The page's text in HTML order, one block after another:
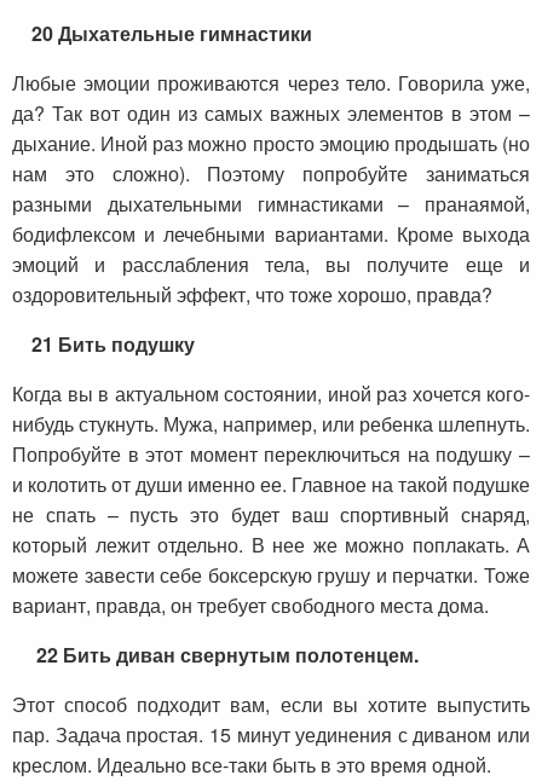
20 Дыхательные гимнастики
Любые эмоции проживаются через тело. Говорила уже,
да? Так вот один из самых важных элементов в этом –
дыхание. Иной раз можно просто эмоцию продышать (но
нам это сложно). Поэтому попробуйте заниматься
разными дыхательными гимнастиками – пранаямой,
бодифлексом и лечебными вариантами. Кроме выхода
эмоций и расслабления тела, вы получите еще и
оздоровительный эффект, что тоже хорошо, правда?
21 Бить подушку
Когда вы в актуальном состоянии, иной раз хочется кого-
нибудь стукнуть. Мужа, например, или ребенка шлепнуть.
Попробуйте в этот момент переключиться на подушку –
и колотить от души именно ее. Главное на такой подушке
не спать – пусть это будет ваш спортивный снаряд,
который лежит отдельно. В нее же можно поплакать. А
можете завести себе боксерскую грушу и перчатки. Тоже
вариант, правда, он требует свободного места дома.
22 Бить диван свернутым полотенцем.
Этот способ подходит вам, если вы хотите выпустить
пар. Задача простая. 15 минут уединения с диваном или
креслом. Идеально все-таки быть в это время одной.